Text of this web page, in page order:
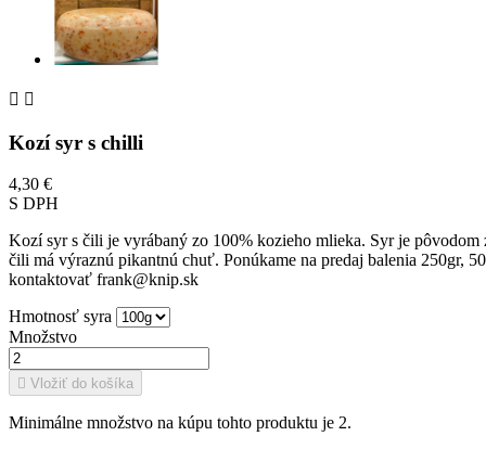
 
Kozí syr s chilli
4,30 €
S DPH
Kozí syr s čili je vyrábaný zo 100% kozieho mlieka. Syr je
čili má výraznú pikantnú chuť. Ponúkame na predaj balenia 250gr,
kontaktovať frank@knip.sk
Hmotnosť syra
Množstvo
 Vložiť do košíka
Minimálne množstvo na kúpu tohto produktu je 2.